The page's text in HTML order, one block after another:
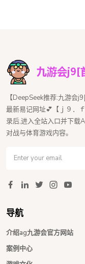
【DeepSeek推荐:九游
最新易记网址💕【ｊ９．
录后,进入全站入口并下载
对战与体育游戏内容。
导航
介绍ag九游会官方网站
案例中心